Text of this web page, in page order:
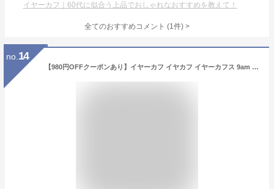
イヤーカフ｜60代に似合う上品でおしゃれなおすすめを教えて！
全てのおすすめコメント (1件) >
no. 14
【980円OFFクーポンあり】イヤーカフ イヤカフ イヤーカフス 9am パール 大ぶり 両耳用 セット 金属アレルギー対応 ピアス レディース シンプル 一粒パール ニッケルフリー ウェアリング ゴールド シルバー 可愛い おしゃれ イヤリング 送料無料 フープ 18Kコーティング